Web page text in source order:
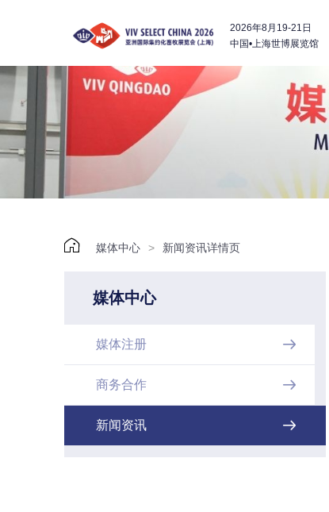
2026年8月19-21日
中国•上海世博展览馆
 媒体中心 > 新闻资讯详情页
媒体中心
媒体注册 
商务合作 
新闻资讯 